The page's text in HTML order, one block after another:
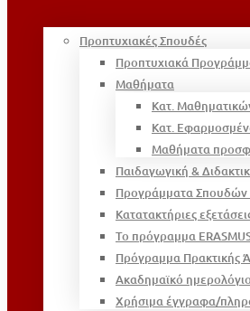
Προπτυχιακές Σπουδές
Προπτυχιακά
Μαθήματα
Κατ.
Κατ.
Μαθήματα
Παιδαγωγική &
Προγράμματα Σπουδών
Κατατακτήριες
Το πρόγραμμα
Πρόγραμμα Πρακτικής
Ακαδημαϊκό ημερολόγιο
Χρήσιμα έγγραφα/